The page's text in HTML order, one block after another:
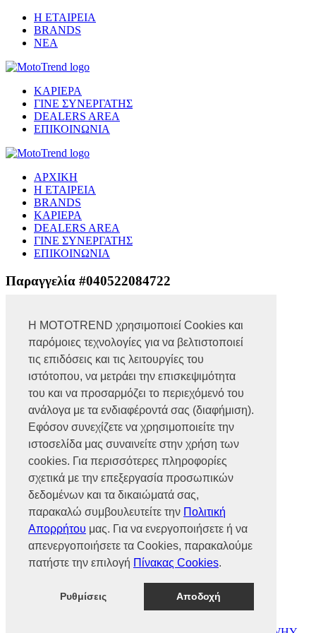
Η MOTOTREND χρησιμοποιεί Cookies και
παρόμοιες τεχνολογίες για να βελτιστοποιεί
τις επιδόσεις και τις λειτουργίες του
ιστότοπου, να μετράει την επισκεψιμότητα
του και να προσαρμόζει το περιεχόμενό του
ανάλογα με τα ενδιαφέροντά σας (διαφήμιση).
Εφόσον συνεχίζετε να χρησιμοποιείτε την
ιστοσελίδα μας συναινείτε στην χρήση των
cookies. Για περισσότερες πληροφορίες
σχετικά με την επεξεργασία προσωπικών
δεδομένων και τα δικαιώματά σας,
παρακαλώ συμβουλευτείτε την Πολιτική
Απορρήτου μας. Για να ενεργοποιήσετε ή να
απενεργοποιήσετε τα Cookies, παρακαλούμε
πατήστε την επιλογή Πίνακας Cookies.
Ρυθμίσεις Αποδοχή
Η ΕΤΑΙΡΕΙΑ
BRANDS
ΝΕΑ
ΚΑΡΙΕΡΑ
ΓΙΝΕ ΣΥΝΕΡΓΑΤΗΣ
DEALERS AREA
ΕΠΙΚΟΙΝΩΝΙΑ
ΑΡΧΙΚΗ
Η ΕΤΑΙΡΕΙΑ
BRANDS
ΚΑΡΙΕΡΑ
DEALERS AREA
ΓΙΝΕ ΣΥΝΕΡΓΑΤΗΣ
ΕΠΙΚΟΙΝΩΝΙΑ
Παραγγελία #040522084722
Βρυούλων 56, Ν. Φιλαδέλφεια,
14341, Αθήνα
Αρ. Γ.Ε.ΜΗ 002466101000
Τηλ.:2102585991
Φαξ.:2102585993
Ε-mail:info@mototrend.gr
Μάθετε Περισσότερα
Η Εταιρεία
Brands
Νέα
Οικονομικά στοιχεία
Υποστήριξη
Επικοινωνία
Γίνε συνεργάτης
Πολιτική απορρήτου